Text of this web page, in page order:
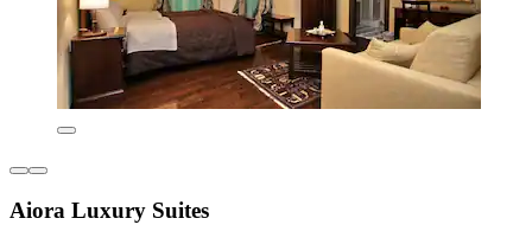
Aiora Luxury Suites